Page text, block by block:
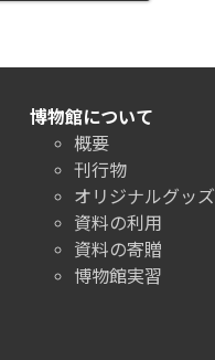
博物館について
概要
刊行物
オリジナルグッズ
資料の利用
資料の寄贈
博物館実習